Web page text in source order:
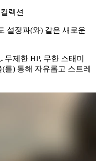
렉션
설정과(와) 같은 새로운
무제한 HP, 무한 스태미
를) 통해 자유롭고 스트레